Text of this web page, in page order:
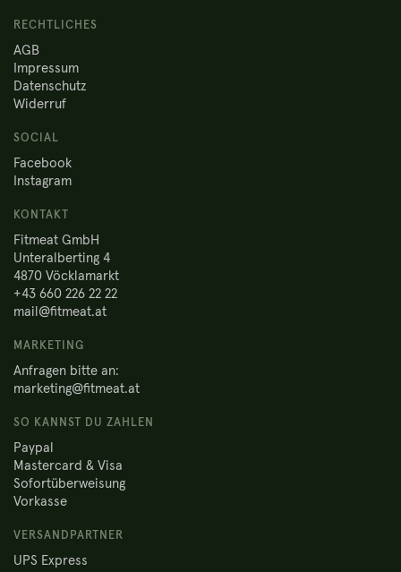
RECHTLICHES
AGB
Impressum
Datenschutz
Widerruf
SOCIAL
Facebook
Instagram
KONTAKT
Fitmeat GmbH
Unteralberting 4
4870 Vöcklamarkt
+43 660 226 22 22
mail@fitmeat.at
MARKETING
Anfragen bitte an:
marketing@fitmeat.at
SO KANNST DU ZAHLEN
Paypal
Mastercard & Visa
Sofortüberweisung
Vorkasse
VERSANDPARTNER
UPS Express